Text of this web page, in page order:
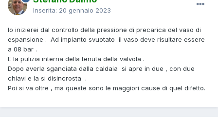
Inserita: 20 gennaio 2023
Io inizierei dal controllo della pressione di precarica del vaso di
espansione . Ad impianto svuotato il vaso deve risultare essere
a 08 bar .
E la pulizia interna della tenuta della valvola .
Dopo averla sganciata dalla caldaia si apre in due , con due
chiavi e la si disincrosta .
Poi si va oltre , ma queste sono le maggiori cause di quel difetto.